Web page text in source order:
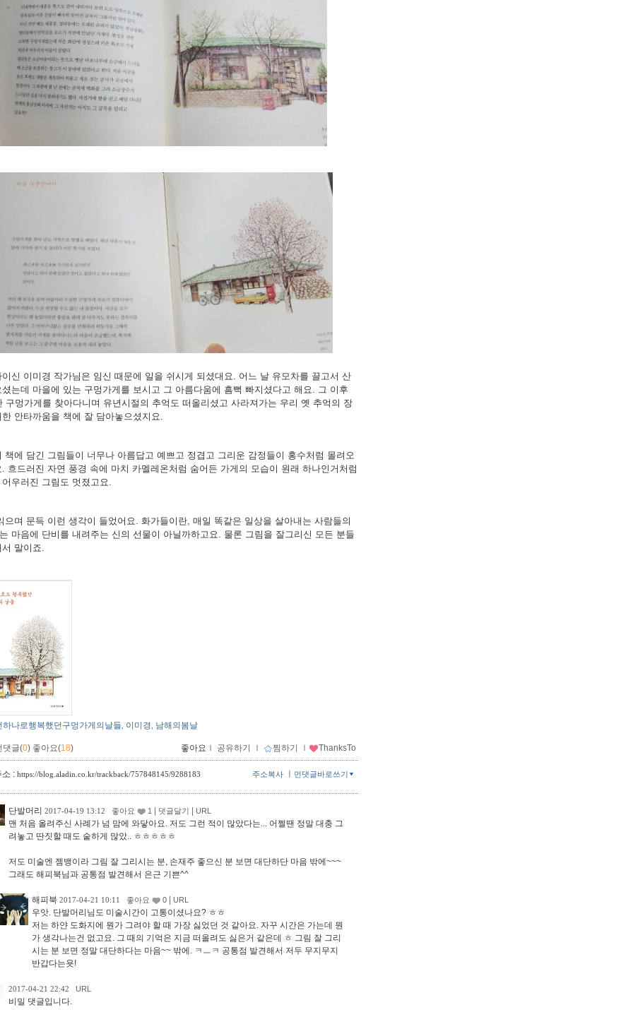
신 이미경 작가님은 임신 때문에 일을 쉬시게 되셨대요. 어느 날 유모차를 끌고서 산
는데 마을에 있는 구멍가게를 보시고 그 아름다움에 흠뻑 빠지셨다고 해요. 그 이후
구멍가게를 찾아다니며 유년시절의 추억도 떠올리셨고 사라져가는 우리 옛 추억의 장
안타까움을 책에 잘 담아놓으셨지요.
책에 담긴 그림들이 너무나 아름답고 예쁘고 정겹고 그리운 감정들이 홍수처럼 몰려오
흐드러진 자연 풍경 속에 마치 카멜레온처럼 숨어든 가게의 모습이 원래 하나인거처럼
우러진 그림도 멋졌고요.
으며 문득 이런 생각이 들었어요. 화가들이란, 매일 똑같은 일상을 살아내는 사람들의
마음에 단비를 내려주는 신의 선물이 아닐까하고요. 물론 그림을 잘그리신 모든 분들
말이죠.
하나로행복했던구멍가게의날들, 이미경, 남해의봄날
댓글(0) 좋아요(18) 좋아요 ｌ 공유하기 ｌ 찜하기 ｌ ThanksTo
소 : https://blog.aladin.co.kr/trackback/757848145/9288183 먼댓글바로쓰기
주소복사
단발머리 2017-04-19 13:12 좋아요 1 댓글달기 URL
맨 처음 올려주신 사례가 넘 맘에 와닿아요. 저도 그런 적이 많았다는... 어쩔땐 정말 대충 그
려놓고 딴짓할 때도 숱하게 많았.. ㅎㅎㅎㅎㅎ
저도 미술엔 젬뱅이라 그림 잘 그리시는 분, 손재주 좋으신 분 보면 대단하단 마음 밖에~~~
그래도 해피북님과 공통점 발견해서 은근 기쁜^^
해피북 2017-04-21 10:11 좋아요 0 URL
우앗. 단발머리님도 미술시간이 고통이셨나요? ㅎㅎ
저는 하얀 도화지에 뭔가 그려야 할 때 가장 싫었던 것 같아요. 자꾸 시간은 가는데 뭔
가 생각나는건 없고요. 그 때의 기억은 지금 떠올려도 싫은거 같은데 ㅎ 그림 잘 그리
시는 분 보면 정말 대단하다는 마음~~ 밖에. ㅋㅡㅋ 공통점 발견해서 저두 무지무지
반갑다는욧!
2017-04-21 22:42 URL
비밀 댓글입니다.